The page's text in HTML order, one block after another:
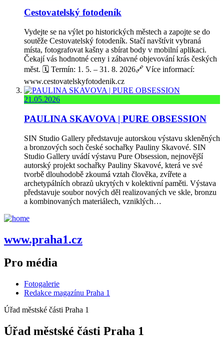
Cestovatelský fotodeník
Vydejte se na výlet po historických městech a zapojte se do
soutěže Cestovatelský fotodeník. Stačí navštívit vybraná
místa, fotografovat kašny a sbírat body v mobilní aplikaci.
Čekají vás hodnotné ceny i zábavné objevování krás českých
měst. 🗓️ Termín: 1. 5. – 31. 8. 2026🔗 Více informací:
www.cestovatelskyfotodenik.cz
21.05.2026
PAULINA SKAVOVA | PURE OBSESSION
SIN Studio Gallery představuje autorskou výstavu skleněných
a bronzových soch české sochařky Pauliny Skavové. SIN
Studio Gallery uvádí výstavu Pure Obsession, nejnovější
autorský projekt sochařky Pauliny Skavové, která ve své
tvorbě dlouhodobě zkoumá vztah člověka, zvířete a
archetypálních obrazů ukrytých v kolektivní paměti. Výstava
představuje soubor nových děl realizovaných ve skle, bronzu
a kombinovaných materiálech, vzniklých…
www.praha1.cz
Pro média
Fotogalerie
Redakce magazínu Praha 1
Úřad městské části Praha 1
Úřad městské části Praha 1